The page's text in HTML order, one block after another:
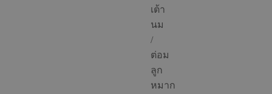
เต้า
นม
/
ต่อม
ลูก
หมาก